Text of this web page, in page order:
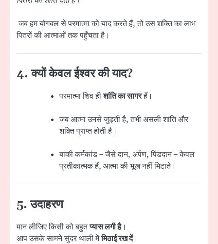
जब हम योगबल से परमात्मा को याद करते हैं, तो उस शक्ति का लाभ
पितरों की आत्माओं तक पहुँचता है।
4. क्यों केवल ईश्वर की याद?
परमात्मा शिव हीशांति का सागरहैं।
जब आत्मा उनसे जुड़ती है, तभी असली शांति और
शक्ति प्राप्त होती है।
बाकी कर्मकांड – जैसे दान, अर्पण, पिंडदान – केवल
प्रतीकात्मक हैं, आत्मा की भूख नहीं मिटाते।
5. उदाहरण
मान लीजिए किसी को बहुतप्यास लगी है।
आप उसके सामने सुंदर थाली मेंमिठाई रख दें।